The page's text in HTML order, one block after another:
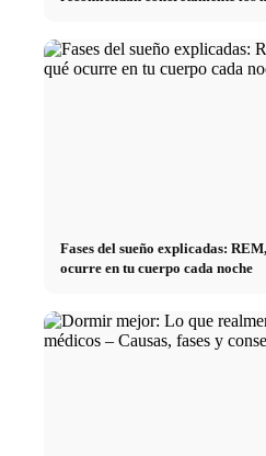
Fases del sueño explicadas:
ocurre en tu cuerpo cada noche